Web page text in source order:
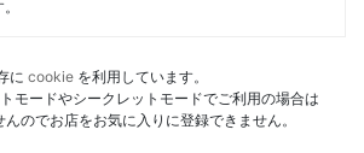
に cookie を利用しています。
モードやシークレットモードでご利用の場合は
のでお店をお気に入りに登録できません。